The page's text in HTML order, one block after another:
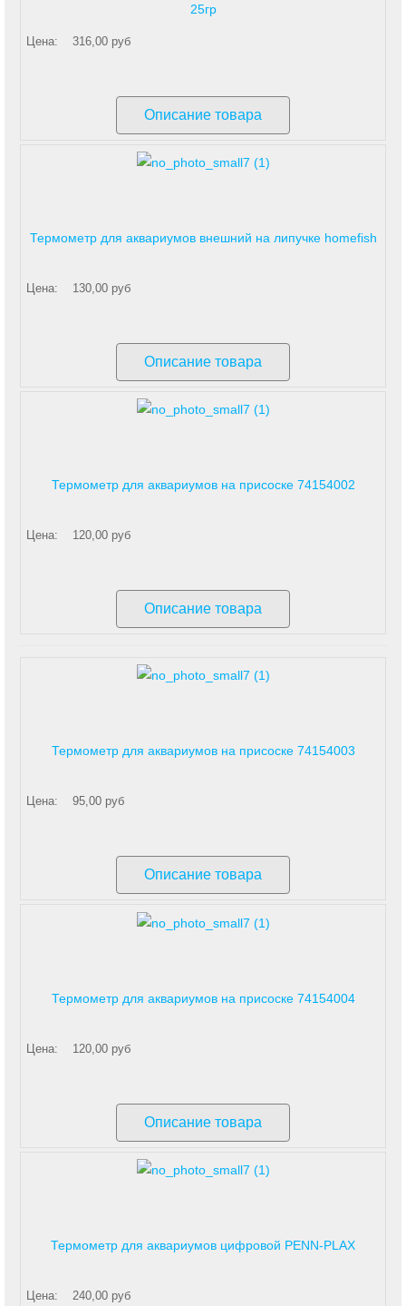
25гр
Цена: 316,00 руб
Описание товара
Термометр для аквариумов внешний на липучке homefish
Цена: 130,00 руб
Описание товара
Термометр для аквариумов на присоске 74154002
Цена: 120,00 руб
Описание товара
Термометр для аквариумов на присоске 74154003
Цена: 95,00 руб
Описание товара
Термометр для аквариумов на присоске 74154004
Цена: 120,00 руб
Описание товара
Термометр для аквариумов цифровой PENN-PLAX
Цена: 240,00 руб